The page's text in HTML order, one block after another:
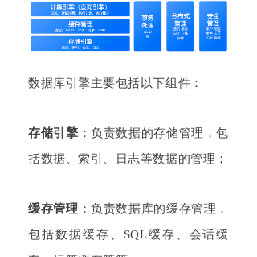
数据库引擎主要包括以下组件：
存储引擎 ：负责数据的存储管理，包
括数据、索引、日志等数据的管理；
缓存管理 ：负责数据库的缓存管理，
包括数据缓存、SQL缓存、会话缓